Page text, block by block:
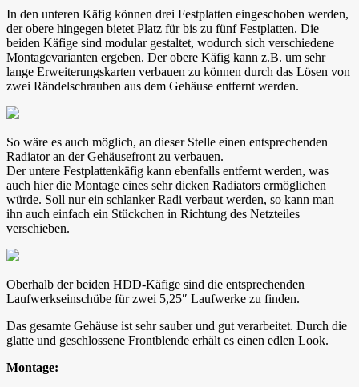
In den unteren Käfig können drei Festplatten eingeschoben werden,
der obere hingegen bietet Platz für bis zu fünf Festplatten. Die
beiden Käfige sind modular gestaltet, wodurch sich verschiedene
Montagevarianten ergeben. Der obere Käfig kann z.B. um sehr
lange Erweiterungskarten verbauen zu können durch das Lösen von
zwei Rändelschrauben aus dem Gehäuse entfernt werden.
So wäre es auch möglich, an dieser Stelle einen entsprechenden
Radiator an der Gehäusefront zu verbauen.
Der untere Festplattenkäfig kann ebenfalls entfernt werden, was
auch hier die Montage eines sehr dicken Radiators ermöglichen
würde. Soll nur ein schlanker Radi verbaut werden, so kann man
ihn auch einfach ein Stückchen in Richtung des Netzteiles
verschieben.
Oberhalb der beiden HDD-Käfige sind die entsprechenden
Laufwerkseinschübe für zwei 5,25″ Laufwerke zu finden.
Das gesamte Gehäuse ist sehr sauber und gut verarbeitet. Durch die
glatte und geschlossene Frontblende erhält es einen edlen Look.
Montage: